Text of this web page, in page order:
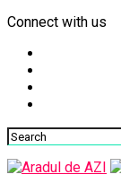
Connect with us